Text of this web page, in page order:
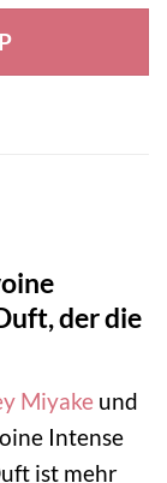
der die
Miyake und
Intense
ist mehr